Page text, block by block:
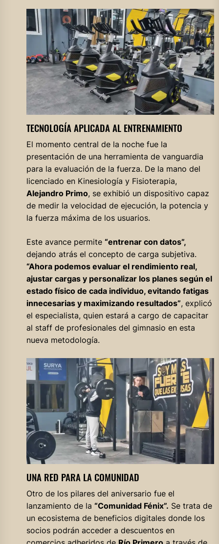
TECNOLOGÍA APLICADA AL ENTRENAMIENTO
El momento central de la noche fue la
presentación de una herramienta de vanguardia
para la evaluación de la fuerza. De la mano del
licenciado en Kinesiología y Fisioterapia,
Alejandro Primo, se exhibió un dispositivo capaz
de medir la velocidad de ejecución, la potencia y
la fuerza máxima de los usuarios.
Este avance permite “entrenar con datos”,
dejando atrás el concepto de carga subjetiva.
“Ahora podemos evaluar el rendimiento real,
ajustar cargas y personalizar los planes según el
estado físico de cada individuo, evitando fatigas
innecesarias y maximizando resultados”, explicó
el especialista, quien estará a cargo de capacitar
al staff de profesionales del gimnasio en esta
nueva metodología.
UNA RED PARA LA COMUNIDAD
Otro de los pilares del aniversario fue el
lanzamiento de la “Comunidad Fénix”. Se trata de
un ecosistema de beneficios digitales donde los
socios podrán acceder a descuentos en